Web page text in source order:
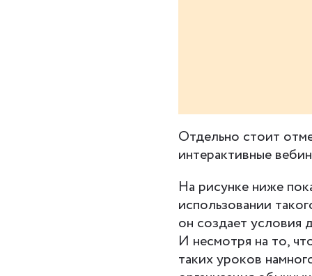
Отдельно стоит
интерактивные
На рисунке ниже
использовании
он создает условия
И несмотря на то,
таких уроков